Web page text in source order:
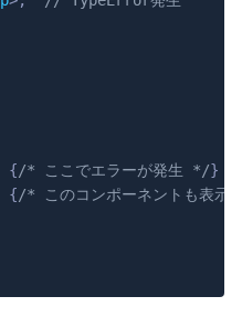
{/* ここでエラーが発生 */}
{/* このコンポーネントも表示